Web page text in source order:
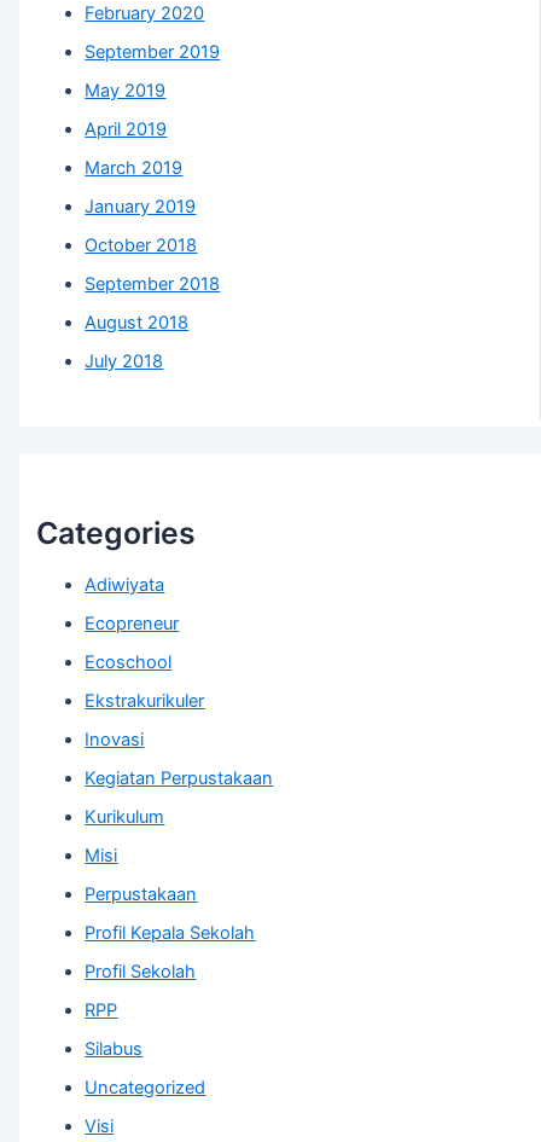
February 2020
September 2019
May 2019
April 2019
March 2019
January 2019
October 2018
September 2018
August 2018
July 2018
Categories
Adiwiyata
Ecopreneur
Ecoschool
Ekstrakurikuler
Inovasi
Kegiatan Perpustakaan
Kurikulum
Misi
Perpustakaan
Profil Kepala Sekolah
Profil Sekolah
RPP
Silabus
Uncategorized
Visi